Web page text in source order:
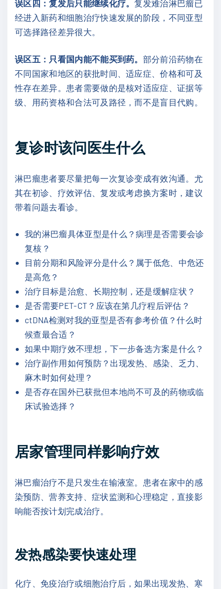
误区四：复发后只能继续化疗。复发难治淋巴瘤已
经进入新药和细胞治疗快速发展的阶段，不同亚型
可选择路径差异很大。
误区五：只看国内能不能买到药。 部分前沿药物在
不同国家和地区的获批时间、适应症、价格和可及
性存在差异。患者需要做的是核对适应症、证据等
级、用药资格和合法可及路径，而不是盲目代购。
复诊时该问医生什么
淋巴瘤患者要尽量把每一次复诊变成有效沟通。尤
其在初诊、疗效评估、复发或考虑换方案时，建议
带着问题去看诊。
我的淋巴瘤具体亚型是什么？病理是否需要会诊
复核？
目前分期和风险评分是什么？属于低危、中危还
是高危？
治疗目标是治愈、长期控制，还是缓解症状？
是否需要PET-CT？应该在第几疗程后评估？
ctDNA检测对我的亚型是否有参考价值？什么时
候查最合适？
如果中期疗效不理想，下一步备选方案是什么？
治疗副作用如何预防？出现发热、感染、乏力、
麻木时如何处理？
是否存在国外已获批但本地尚不可及的药物或临
床试验选择？
居家管理同样影响疗效
淋巴瘤治疗不是只发生在输液室。患者在家中的感
染预防、营养支持、症状监测和心理稳定，直接影
响能否按计划完成治疗。
发热感染要快速处理
化疗、免疫治疗或细胞治疗后，如果出现发热、寒